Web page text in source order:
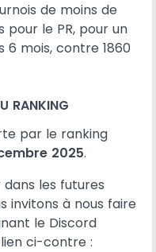
de moins de
pour le PR, pour un
6 mois, contre 1860
RANKING
par le ranking
2025.
dans les futures
invitons à nous faire
le Discord
ci-contre :